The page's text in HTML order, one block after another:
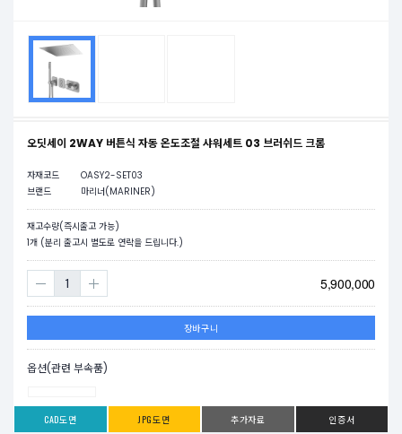
오딧세이 2WAY 버튼식 자동 온도조절 샤워세트 03 브러쉬드 크롬
자재코드
OASY2-SET03
브랜드
마리너(MARINER)
재고수량(즉시출고 가능)
1개 (분리 출고시 별도로 연락을 드립니다.)
5,900,000
장바구니
옵션(관련 부속품)
CAD도면 JPG도면 추가자료 인증서